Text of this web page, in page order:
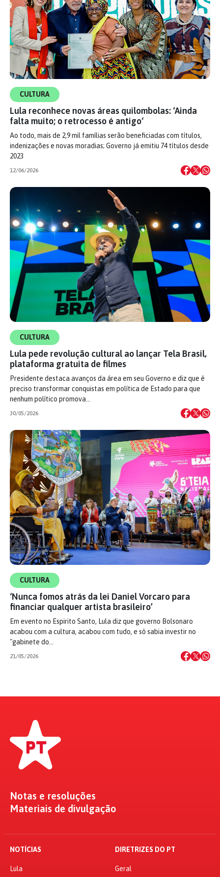
CULTURA
Lula reconhece novas áreas quilombolas: ‘Ainda
falta muito; o retrocesso é antigo‘
Ao todo, mais de 2,9 mil famílias serão beneficiadas com títulos,
indenizações e novas moradias; Governo já emitiu 74 títulos desde
2023
12/06/2026
CULTURA
Lula pede revolução cultural ao lançar Tela Brasil,
plataforma gratuita de filmes
Presidente destaca avanços da área em seu Governo e diz que é
preciso transformar conquistas em política de Estado para que
nenhum político promova…
30/05/2026
CULTURA
‘Nunca fomos atrás da lei Daniel Vorcaro para
financiar qualquer artista brasileiro’
Em evento no Espirito Santo, Lula diz que governo Bolsonaro
acabou com a cultura, acabou com tudo, e só sabia investir no
"gabinete do…
21/05/2026
Notas e resoluções
Materiais de divulgação
NOTÍCIAS
Lula
DIRETRIZES DO PT
Geral